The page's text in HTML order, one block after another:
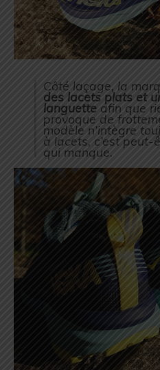
Côté laçage, la
des lacets plats et
languette afin que
provoque de
modèle n’intègre
à lacets, c’est peut-
qui manque.